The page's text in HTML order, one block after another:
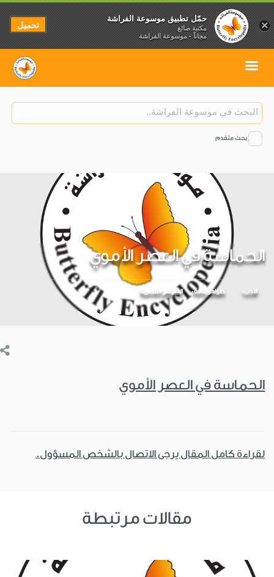
بحث متقدم
الحماسة في العصر الأموي
الأدب ظواهر عامة الظواهر الشعرية
الحماسة في العصر الأموي
لقراءة كامل المقال يرجى الاتصال بالشخص المسؤول.
مقالات مرتبطة
×
حمّل تطبيق موسوعة الفراشة
مكتبة صائغ
مجاناً - موسوعة الفراشة
تحميل